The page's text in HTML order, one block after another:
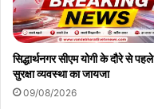
सिद्धार्थनगर सीएम योगी के दौरे से पहले
सुरक्षा व्यवस्था का जायजा
09/08/2026